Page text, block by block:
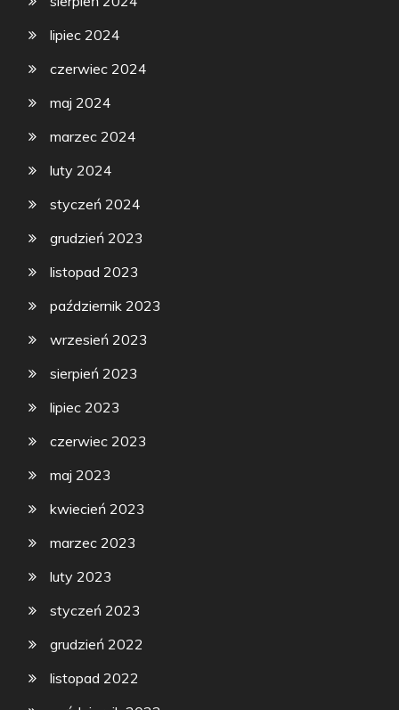
lipiec 2024
czerwiec 2024
maj 2024
marzec 2024
luty 2024
styczeń 2024
grudzień 2023
listopad 2023
październik 2023
wrzesień 2023
sierpień 2023
lipiec 2023
czerwiec 2023
maj 2023
kwiecień 2023
marzec 2023
luty 2023
styczeń 2023
grudzień 2022
listopad 2022